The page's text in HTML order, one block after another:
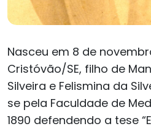
Nasceu em 8 de
Cristóvão/SE, filho de
Silveira e Felismina da
se pela Faculdade de
1890 defendendo a tese